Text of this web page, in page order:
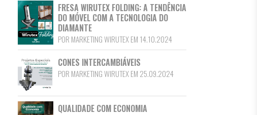
FRESA WIRUTEX FOLDING: A TENDÊNCIA
DO MÓVEL COM A TECNOLOGIA DO
DIAMANTE
POR MARKETING WIRUTEX EM 14.10.2024
CONES INTERCAMBIÁVEIS
POR MARKETING WIRUTEX EM 25.09.2024
QUALIDADE COM ECONOMIA